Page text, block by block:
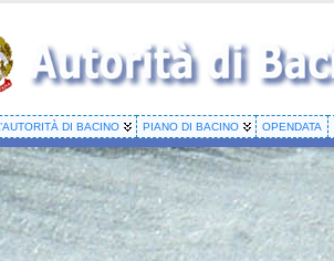
DI BACINO PIANO DI BACINO OPENDATA